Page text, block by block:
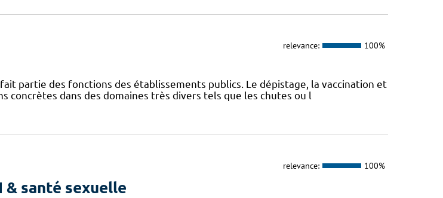
relevance: 100%
partie des fonctions des établissements publics. Le dépistage, la vaccination et
concrètes dans des domaines très divers tels que les chutes ou l
relevance: 100%
santé sexuelle